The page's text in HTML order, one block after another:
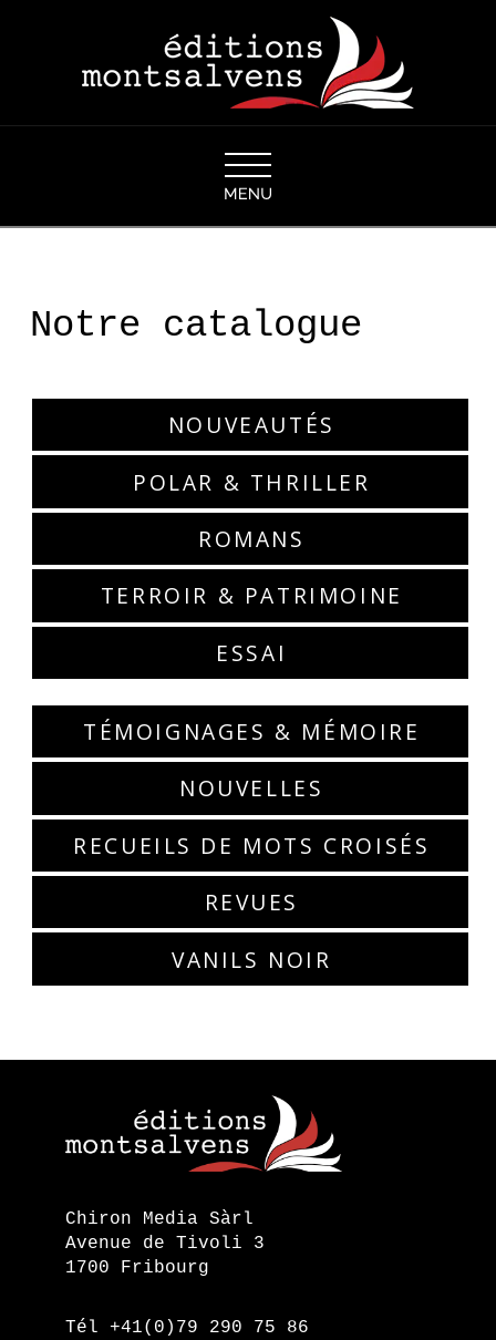
Notre catalogue
NOUVEAUTÉS
POLAR & THRILLER
ROMANS
TERROIR & PATRIMOINE
ESSAI
TÉMOIGNAGES & MÉMOIRE
NOUVELLES
RECUEILS DE MOTS CROISÉS
REVUES
VANILS NOIR
Chiron Media Sàrl
Avenue de Tivoli 3
1700 Fribourg
Tél +41(0)79 290 75 86